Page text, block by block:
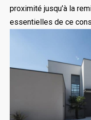
proximité jusqu’à la
essentielles de ce